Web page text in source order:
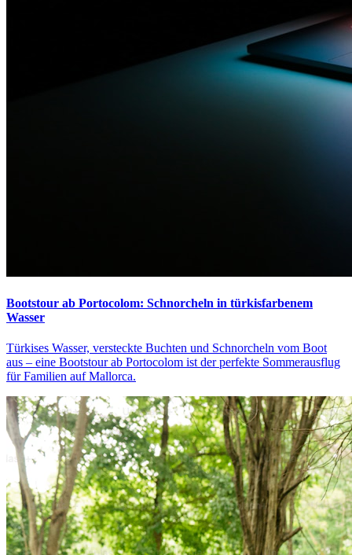
Bootstour ab Portocolom: Schnorcheln in türkisfarbenem
Wasser
Türkises Wasser, versteckte Buchten und Schnorcheln vom Boot
aus – eine Bootstour ab Portocolom ist der perfekte Sommerausflug
für Familien auf Mallorca.